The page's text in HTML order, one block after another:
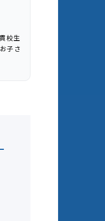
校生
子さ